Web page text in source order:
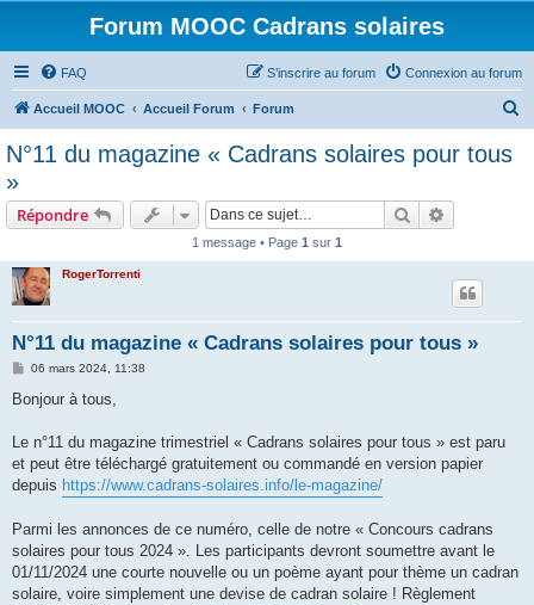
Forum MOOC Cadrans solaires
FAQ Connexion au forum
S’inscrire au forum
Accueil MOOC Accueil Forum Forum
N°11 du magazine « Cadrans solaires pour tous
»
Répondre Rechercher
1 message • Page 1 sur 1
RogerTorrenti
N°11 du magazine « Cadrans solaires pour tous »
M
s
g
06 mars 2024, 11:38
Bonjour à tous,
Le n°11 du magazine trimestriel « Cadrans solaires pour tous » est paru
et peut être téléchargé gratuitement ou commandé en version papier
depuis https://www.cadrans-solaires.info/le-magazine/
Parmi les annonces de ce numéro, celle de notre « Concours cadrans
solaires pour tous 2024 ». Les participants devront soumettre avant le
01/11/2024 une courte nouvelle ou un poème ayant pour thème un cadran
solaire, voire simplement une devise de cadran solaire ! Règlement